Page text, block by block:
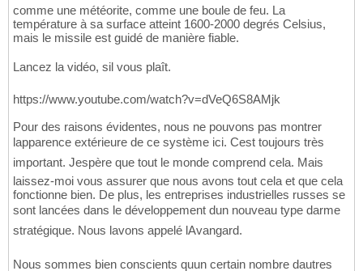
comme une météorite, comme une boule de feu. La
température à sa surface atteint 1600-2000 degrés Celsius,
mais le missile est guidé de manière fiable.
Lancez la vidéo, sil vous plaît.
https://www.youtube.com/watch?v=dVeQ6S8AMjk
Pour des raisons évidentes, nous ne pouvons pas montrer
lapparence extérieure de ce système ici. Cest toujours très
important. Jespère que tout le monde comprend cela. Mais
laissez-moi vous assurer que nous avons tout cela et que cela
fonctionne bien. De plus, les entreprises industrielles russes se
sont lancées dans le développement dun nouveau type darme
stratégique. Nous lavons appelé lAvangard.
Nous sommes bien conscients quun certain nombre dautres